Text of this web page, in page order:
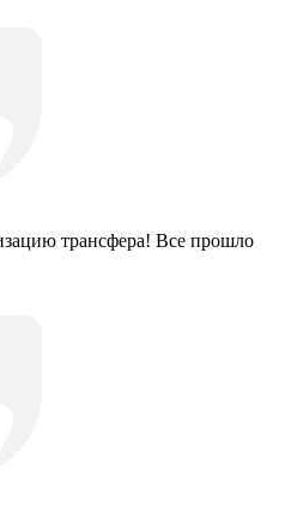
трансфера! Все прошло